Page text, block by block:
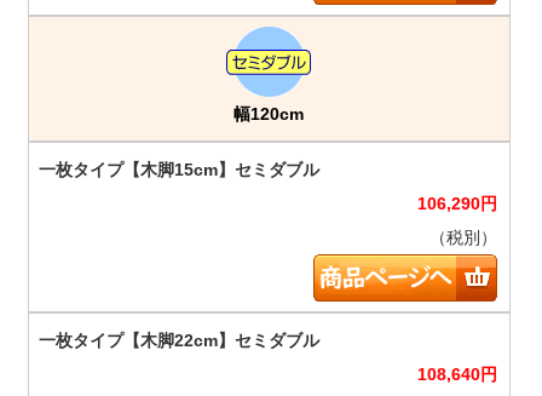
幅120cm
106,290円
（税別）
108,640円